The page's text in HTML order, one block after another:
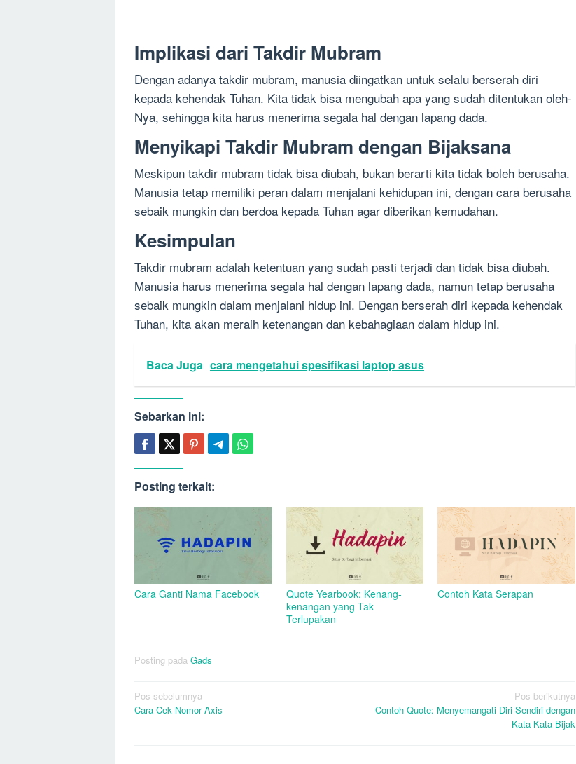
Implikasi dari Takdir Mubram
Dengan adanya takdir mubram, manusia diingatkan untuk selalu berserah diri
kepada kehendak Tuhan. Kita tidak bisa mengubah apa yang sudah ditentukan oleh-
Nya, sehingga kita harus menerima segala hal dengan lapang dada.
Menyikapi Takdir Mubram dengan Bijaksana
Meskipun takdir mubram tidak bisa diubah, bukan berarti kita tidak boleh berusaha.
Manusia tetap memiliki peran dalam menjalani kehidupan ini, dengan cara berusaha
sebaik mungkin dan berdoa kepada Tuhan agar diberikan kemudahan.
Kesimpulan
Takdir mubram adalah ketentuan yang sudah pasti terjadi dan tidak bisa diubah.
Manusia harus menerima segala hal dengan lapang dada, namun tetap berusaha
sebaik mungkin dalam menjalani hidup ini. Dengan berserah diri kepada kehendak
Tuhan, kita akan meraih ketenangan dan kebahagiaan dalam hidup ini.
Baca Juga cara mengetahui spesifikasi laptop asus
Sebarkan ini:
Posting terkait:
Cara Ganti Nama Facebook
Quote Yearbook: Kenang-
kenangan yang Tak
Terlupakan
Contoh Kata Serapan
Posting pada Gads
Navigasi
pos
Pos sebelumnya
Cara Cek Nomor Axis
Pos berikutnya
Contoh Quote: Menyemangati Diri Sendiri dengan
Kata-Kata Bijak